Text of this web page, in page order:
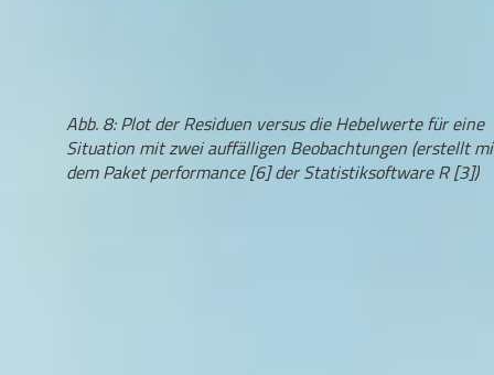
Abb. 8: Plot der Residuen versus die Hebelwerte für eine
Situation mit zwei auffälligen Beobachtungen (erstellt
dem Paket performance [6] der Statistiksoftware R [3])